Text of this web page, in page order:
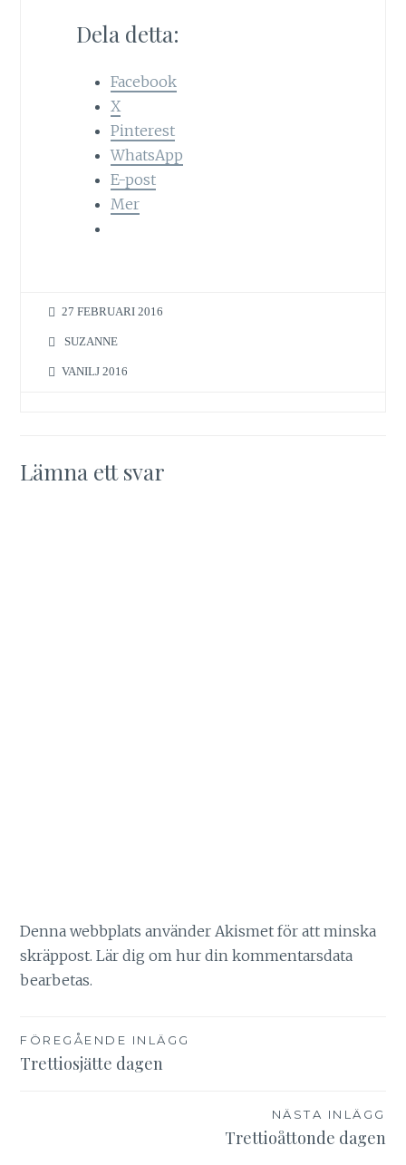
Dela detta:
Facebook
X
Pinterest
WhatsApp
E-post
Mer
27 FEBRUARI 2016
SUZANNE
VANILJ 2016
Lämna ett svar
Denna webbplats använder Akismet för att minska
skräppost.Lär dig om hur din kommentarsdata
bearbetas.
Inläggsnavigering
FÖREGÅENDE INLÄGG
Trettiosjätte dagen
NÄSTA INLÄGG
Trettioåttonde dagen